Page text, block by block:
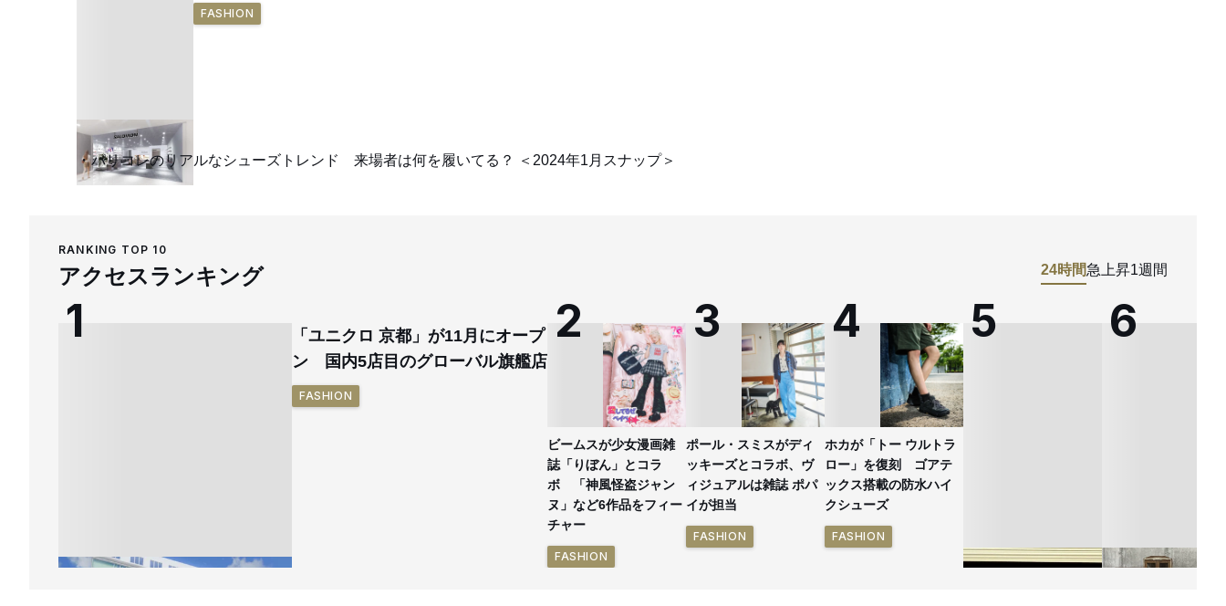
FASHION
パリコレのリアルなシューズトレンド 来場者は何を履いてる？ ＜2024年1月スナップ＞
RANKING TOP 10
アクセスランキング 24時間急上昇1週間
「ユニクロ 京都」が11月にオープ
ン 国内5店目のグローバル旗艦店
FASHION
ビームスが少女漫画雑
誌「りぼん」とコラ
ボ 「神風怪盗ジャン
ヌ」など6作品をフィー
チャー
FASHION
ポール・スミスがディ
ッキーズとコラボ、ヴ
ィジュアルは雑誌 ポパ
イが担当
FASHION
ホカが「トー ウルトラ
ロー」を復刻 ゴアテ
ックス搭載の防水ハイ
クシューズ
FASHION